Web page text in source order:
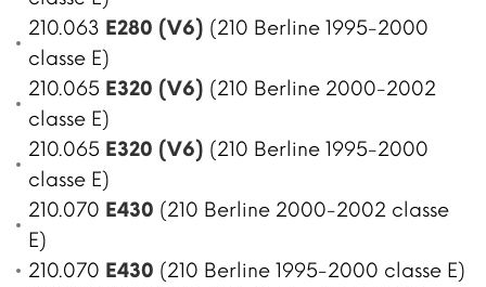
210.063 E280 (V6) (210 Berline 1995-2000
classe E)
210.065 E320 (V6) (210 Berline 2000-2002
classe E)
210.065 E320 (V6) (210 Berline 1995-2000
classe E)
210.070 E430 (210 Berline 2000-2002 classe
E)
210.070 E430 (210 Berline 1995-2000 classe E)